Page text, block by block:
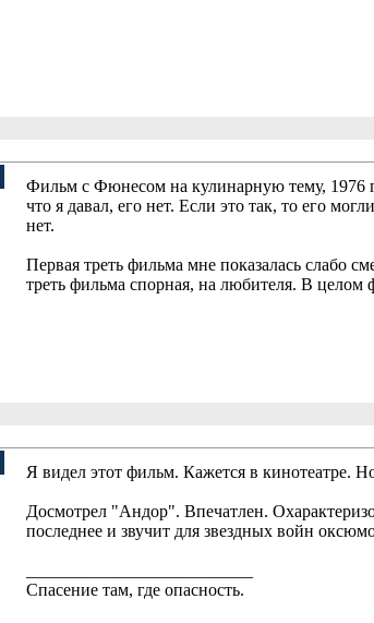
Фильм с Фюнесом на кулинарную тему, 1976
что я давал, его нет. Если это так, то его
нет.
Первая треть фильма мне показалась слабо
треть фильма спорная, на любителя. В
Я видел этот фильм. Кажется в кинотеатре.
Досмотрел "Андор". Впечатлен.
последнее и звучит для звездных войн
Спасение там, где опасность.